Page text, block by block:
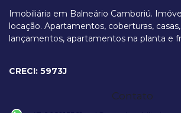
Imobiliária em Balneário Camboriú.
locação. Apartamentos, coberturas,
lançamentos, apartamentos na planta e
CRECI: 5973J
Contato